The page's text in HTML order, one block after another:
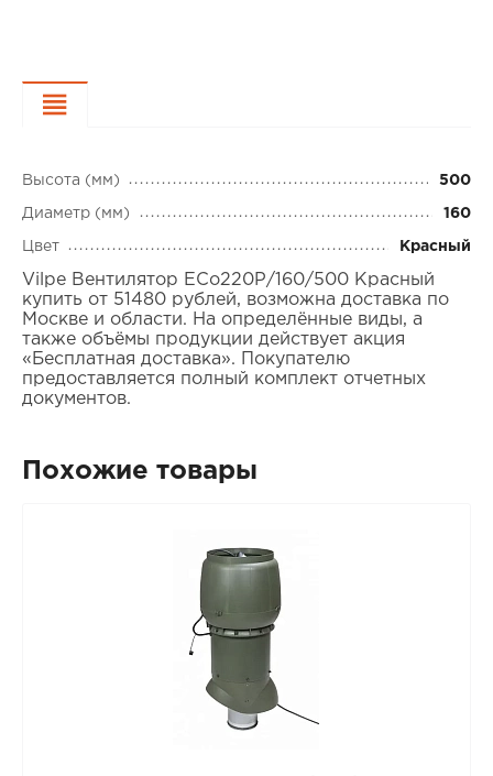
Высота (мм) 500
Диаметр (мм) 160
Цвет Красный
Vilpe Вентилятор ECo220Р/160/500 Красный
купить от 51480 рублей, возможна доставка по
Москве и области. На определённые виды, а
также объёмы продукции действует акция
«Бесплатная доставка». Покупателю
предоставляется полный комплект отчетных
документов.
Похожие товары